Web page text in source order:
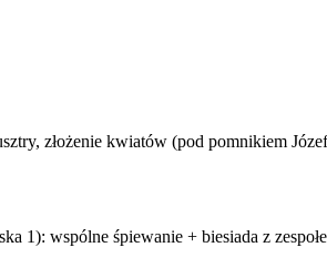
złożenie kwiatów (pod pomnikiem
wspólne śpiewanie + biesiada z